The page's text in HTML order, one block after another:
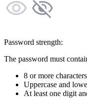
Password strength:
The password must
8 or more characters
Uppercase and
At least one digit